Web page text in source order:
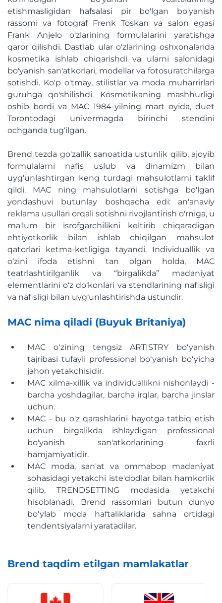
etishmasligidan hafsalasi pir bo'lgan bo'yanish
rassomi va fotograf Frenk Toskan va salon egasi
Frank Anjelo o'zlarining formulalarini yaratishga
qaror qilishdi. Dastlab ular o'zlarining oshxonalarida
kosmetika ishlab chiqarishdi va ularni salonidagi
bo'yanish san'atkorlari, modellar va fotosuratchilarga
sotishdi. Ko'p o'tmay, stilistlar va moda muharrirlari
guruhga qo'shilishdi. Kosmetikaning mashhurligi
oshib bordi va MAC 1984-yilning mart oyida, duet
Torontodagi univermagda birinchi stendini
ochganda tug‘ilgan.
Brend tezda go'zallik sanoatida ustunlik qilib, ajoyib
formulalarni nafis uslub va dinamizm bilan
uyg'unlashtirgan keng turdagi mahsulotlarni taklif
qildi. MAC ning mahsulotlarni sotishga bo'lgan
yondashuvi butunlay boshqacha edi: an'anaviy
reklama usullari orqali sotishni rivojlantirish o'rniga, u
ma'lum bir isrofgarchilikni keltirib chiqaradigan
ehtiyotkorlik bilan ishlab chiqilgan mahsulot
qatorlari ketma-ketligiga tayandi. Individuallik va
o‘zini ifoda etishni tan olgan holda, MAC
teatrlashtirilganlik va “birgalikda” madaniyat
elementlarini o‘z do‘konlari va stendlarining nafisligi
va nafisligi bilan uyg‘unlashtirishda ustundir.
MAC nima qiladi (Buyuk Britaniya)
MAC oʻzining tengsiz ARTISTRY boʻyanish
tajribasi tufayli professional boʻyanish boʻyicha
jahon yetakchisidir.
MAC xilma-xillik va individuallikni nishonlaydi -
barcha yoshdagilar, barcha irqlar, barcha jinslar
uchun.
MAC - bu o'z qarashlarini hayotga tatbiq etish
uchun birgalikda ishlaydigan professional
bo'yanish san'atkorlarining faxrli
hamjamiyatidir.
MAC moda, san'at va ommabop madaniyat
sohasidagi yetakchi iste'dodlar bilan hamkorlik
qilib, TRENDSETTING modasida yetakchi
hisoblanadi. Brend rassomlari butun dunyo
boʻylab moda haftaliklarida sahna ortidagi
tendentsiyalarni yaratadilar.
Brend taqdim etilgan mamlakatlar